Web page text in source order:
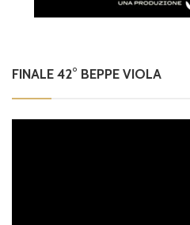
FINALE 42° BEPPE VIOLA